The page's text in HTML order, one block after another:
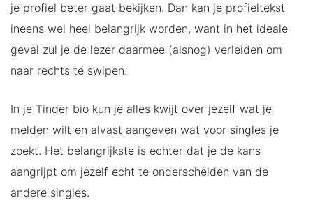
je profiel beter gaat bekijken. Dan kan je profieltekst
ineens wel heel belangrijk worden, want in het ideale
geval zul je de lezer daarmee (alsnog) verleiden om
naar rechts te swipen.
In je Tinder bio kun je alles kwijt over jezelf wat je
melden wilt en alvast aangeven wat voor singles je
zoekt. Het belangrijkste is echter dat je de kans
aangrijpt om jezelf echt te onderscheiden van de
andere singles.